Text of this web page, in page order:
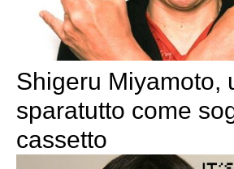
Shigeru Miyamoto,
sparatutto come
cassetto